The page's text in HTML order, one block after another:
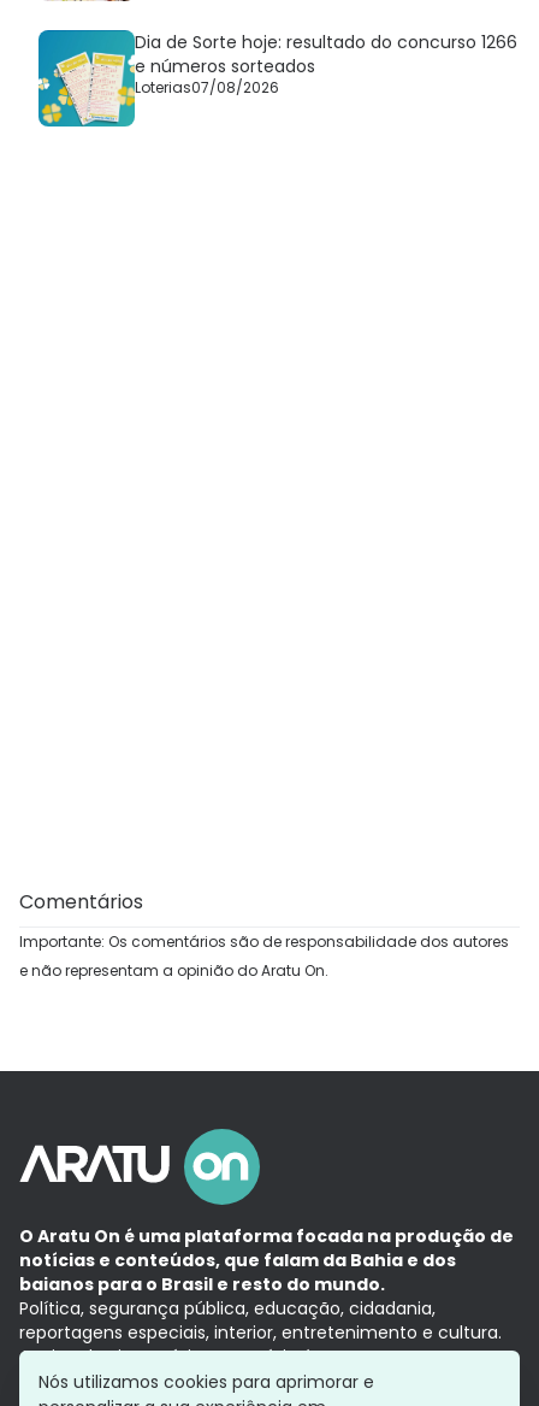
Dia de Sorte hoje: resultado do concurso 1266
e números sorteados
Loterias07/08/2026
Comentários
Importante: Os comentários são de responsabilidade dos autores
e não representam a opinião do Aratu On.
O Aratu On é uma plataforma focada na produção de
notícias e conteúdos, que falam da Bahia e dos
baianos para o Brasil e resto do mundo.
Política, segurança pública, educação, cidadania,
reportagens especiais, interior, entretenimento e cultura.
Aqui, tudo vira notícia e a notícia é no tempo presente,
com a credibilidade do Grupo Aratu.
Nós utilizamos cookies para aprimorar e